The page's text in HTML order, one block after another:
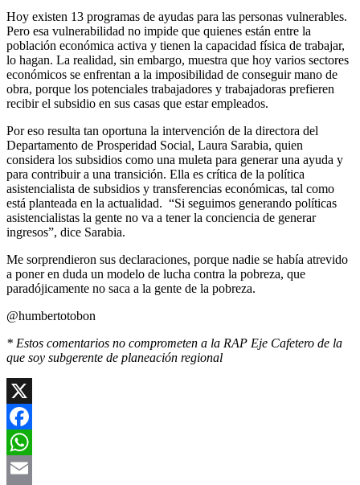
Hoy existen 13 programas de ayudas para las personas vulnerables.
Pero esa vulnerabilidad no impide que quienes están entre la
población económica activa y tienen la capacidad física de trabajar,
lo hagan. La realidad, sin embargo, muestra que hoy varios sectores
económicos se enfrentan a la imposibilidad de conseguir mano de
obra, porque los potenciales trabajadores y trabajadoras prefieren
recibir el subsidio en sus casas que estar empleados.
Por eso resulta tan oportuna la intervención de la directora del
Departamento de Prosperidad Social, Laura Sarabia, quien
considera los subsidios como una muleta para generar una ayuda y
para contribuir a una transición. Ella es crítica de la política
asistencialista de subsidios y transferencias económicas, tal como
está planteada en la actualidad. “Si seguimos generando políticas
asistencialistas la gente no va a tener la conciencia de generar
ingresos”, dice Sarabia.
Me sorprendieron sus declaraciones, porque nadie se había atrevido
a poner en duda un modelo de lucha contra la pobreza, que
paradójicamente no saca a la gente de la pobreza.
@humbertotobon
* Estos comentarios no comprometen a la RAP Eje Cafetero de la
que soy subgerente de planeación regional
X
Facebook
WhatsApp